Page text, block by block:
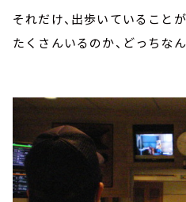
それだけ、出歩いていること
たくさんいるのか、どっちなん